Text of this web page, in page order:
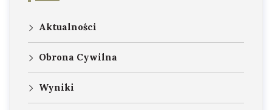
Aktualności
Obrona Cywilna
Wyniki